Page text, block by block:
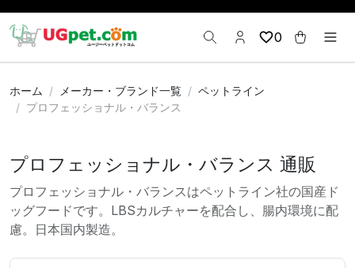
0
ホーム メーカー・ブランド一覧
ペットライン
プロフェッショナル・バランス
プロフェッショナル・バランス 通販
プロフェッショナル・バランスはペットライン社の国産ド
ッグフードです。LBSカルチャーを配合し、腸内環境に配
慮。日本国内製造。